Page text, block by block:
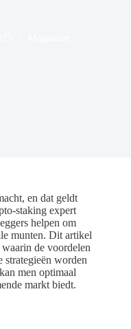
en dat geldt
staking expert
helpen om
munten. Dit artikel
de voordelen
strategieën worden
men optimaal
markt biedt.